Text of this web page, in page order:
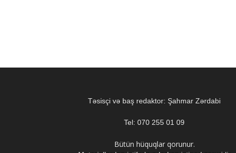
Təsisçi və baş redaktor: Şahmar Zərdabi
Tel: 070 255 01 09
Bütün hüquqlar qorunur.